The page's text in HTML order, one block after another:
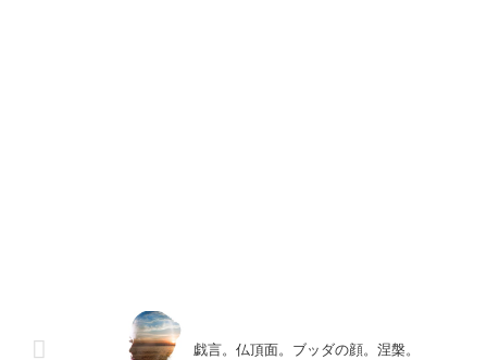
戯言。仏頂面。ブッダの顔。涅槃。